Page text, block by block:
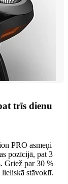
trīs dienu
PRO asmeņi
pozīcijā, pat 3
Griež par 30 %
lieliskā stāvoklī.